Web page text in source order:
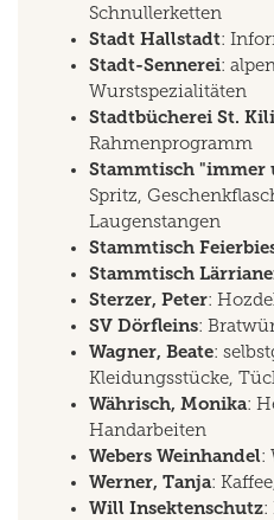
Schnullerketten
Stadt Hallstadt:
Stadt-Sennerei:
Wurstspezialitäten
Stadtbücherei St.
Rahmenprogramm
Stammtisch "immer
Spritz,
Laugenstangen
Stammtisch
Stammtisch
Sterzer, Peter:
SV Dörfleins:
Wagner, Beate:
Kleidungsstücke,
Währisch, Monika:
Handarbeiten
Webers Weinhandel:
Werner, Tanja:
Will Insektenschutz: